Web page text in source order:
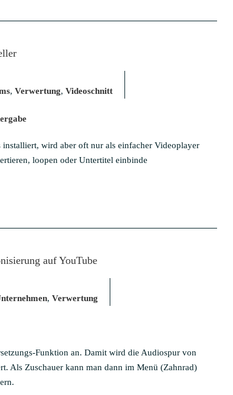
, Verwertung, Videoschnitt
wird aber oft nur als einfacher Videoplayer
loopen oder Untertitel einbinde
auf YouTube
, Verwertung
Funktion an. Damit wird die Audiospur von
Als Zuschauer kann man dann im Menü (Zahnrad)